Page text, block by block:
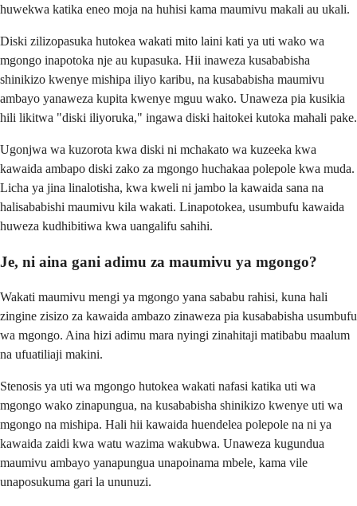
huwekwa katika eneo moja na huhisi kama maumivu makali au ukali.
Diski zilizopasuka hutokea wakati mito laini kati ya uti wako wa
mgongo inapotoka nje au kupasuka. Hii inaweza kusababisha
shinikizo kwenye mishipa iliyo karibu, na kusababisha maumivu
ambayo yanaweza kupita kwenye mguu wako. Unaweza pia kusikia
hili likitwa "diski iliyoruka," ingawa diski haitokei kutoka mahali pake.
Ugonjwa wa kuzorota kwa diski ni mchakato wa kuzeeka kwa
kawaida ambapo diski zako za mgongo huchakaa polepole kwa muda.
Licha ya jina linalotisha, kwa kweli ni jambo la kawaida sana na
halisababishi maumivu kila wakati. Linapotokea, usumbufu kawaida
huweza kudhibitiwa kwa uangalifu sahihi.
Je, ni aina gani adimu za maumivu ya mgongo?
Wakati maumivu mengi ya mgongo yana sababu rahisi, kuna hali
zingine zisizo za kawaida ambazo zinaweza pia kusababisha usumbufu
wa mgongo. Aina hizi adimu mara nyingi zinahitaji matibabu maalum
na ufuatiliaji makini.
Stenosis ya uti wa mgongo hutokea wakati nafasi katika uti wa
mgongo wako zinapungua, na kusababisha shinikizo kwenye uti wa
mgongo na mishipa. Hali hii kawaida huendelea polepole na ni ya
kawaida zaidi kwa watu wazima wakubwa. Unaweza kugundua
maumivu ambayo yanapungua unapoinama mbele, kama vile
unaposukuma gari la ununuzi.